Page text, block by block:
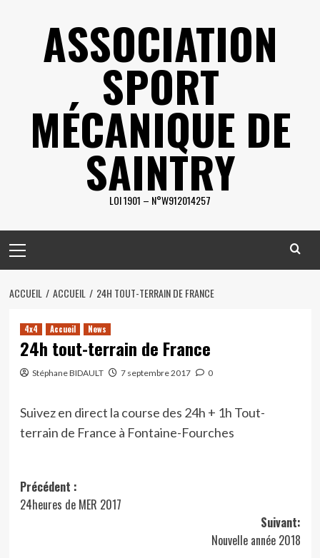
ASSOCIATION
SPORT
MÉCANIQUE DE
SAINTRY
LOI 1901 – N°W912014257
Menu
ACCUEIL ACCUEIL 24H TOUT-TERRAIN DE FRANCE
4x4 Accueil News
24h tout-terrain de France
Stéphane BIDAULT 7 septembre 2017 0
Suivez en direct la course des 24h + 1h Tout-
terrain de France à Fontaine-Fourches
Navigation
d’article
Précédent :
24heures de MER 2017
Suivant:
Nouvelle année 2018